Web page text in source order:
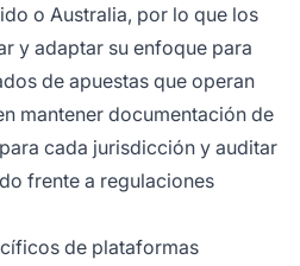
o Australia, por lo que los
y adaptar su enfoque para
de apuestas que operan
mantener documentación de
cada jurisdicción y auditar
frente a regulaciones
de plataformas